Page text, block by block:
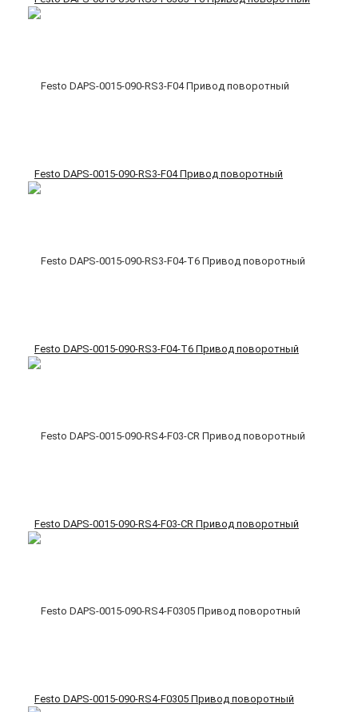
Festo DAPS-0015-090-RS3-F04 Привод поворотный
Festo DAPS-0015-090-RS3-F04-T6 Привод поворотный
Festo DAPS-0015-090-RS4-F03-CR Привод поворотный
Festo DAPS-0015-090-RS4-F0305 Привод поворотный